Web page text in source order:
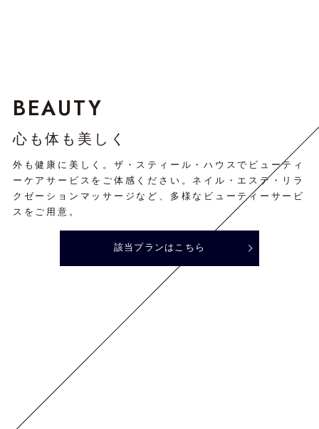
BEAUTY
心も体も美しく
外も健康に美しく。ザ・スティール・ハウスでビューティ
ーケアサービスをご体感ください。ネイル・エステ・リラ
クゼーションマッサージなど、多様なビューティーサービ
スをご用意。
該当プランはこちら